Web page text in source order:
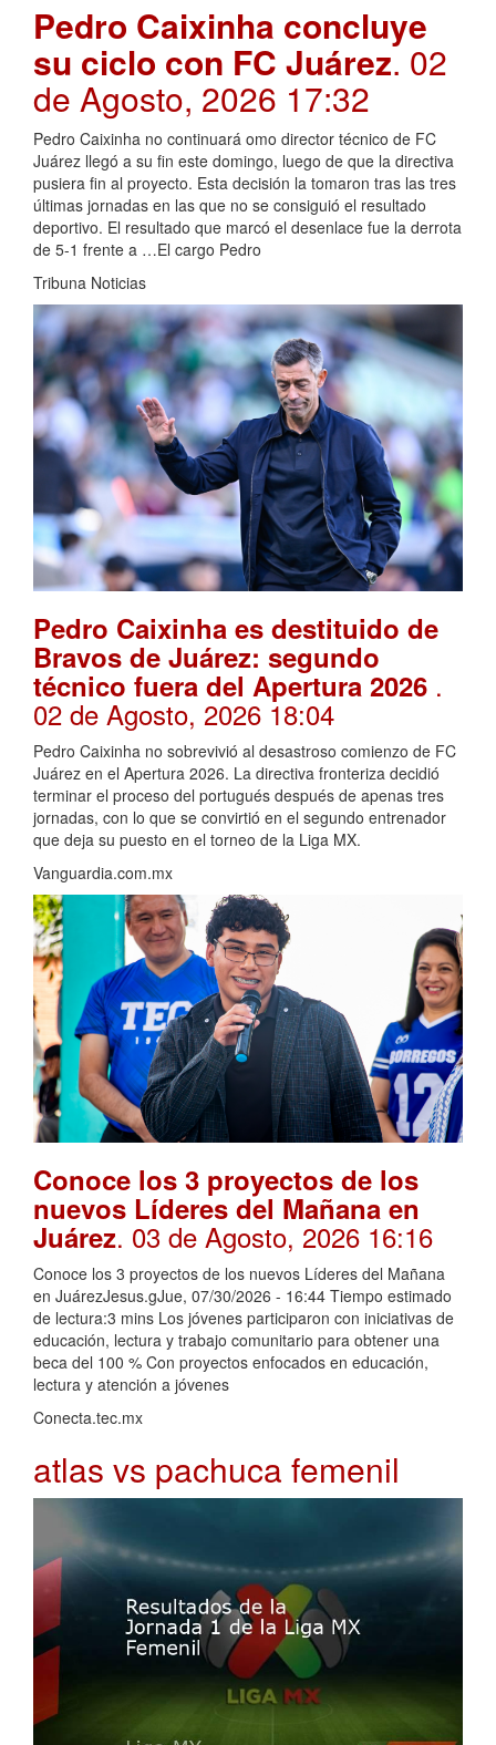
Pedro Caixinha concluye
su ciclo con FC Juárez. 02
de Agosto, 2026 17:32
Pedro Caixinha no continuará omo director técnico de FC
Juárez llegó a su fin este domingo, luego de que la directiva
pusiera fin al proyecto. Esta decisión la tomaron tras las tres
últimas jornadas en las que no se consiguió el resultado
deportivo. El resultado que marcó el desenlace fue la derrota
de 5-1 frente a …El cargo Pedro
Tribuna Noticias
Pedro Caixinha es destituido de
Bravos de Juárez: segundo
técnico fuera del Apertura 2026 .
02 de Agosto, 2026 18:04
Pedro Caixinha no sobrevivió al desastroso comienzo de FC
Juárez en el Apertura 2026. La directiva fronteriza decidió
terminar el proceso del portugués después de apenas tres
jornadas, con lo que se convirtió en el segundo entrenador
que deja su puesto en el torneo de la Liga MX.
Vanguardia.com.mx
Conoce los 3 proyectos de los
nuevos Líderes del Mañana en
Juárez. 03 de Agosto, 2026 16:16
Conoce los 3 proyectos de los nuevos Líderes del Mañana
en JuárezJesus.gJue, 07/30/2026 - 16:44 Tiempo estimado
de lectura:3 mins Los jóvenes participaron con iniciativas de
educación, lectura y trabajo comunitario para obtener una
beca del 100 % Con proyectos enfocados en educación,
lectura y atención a jóvenes
Conecta.tec.mx
atlas vs pachuca femenil